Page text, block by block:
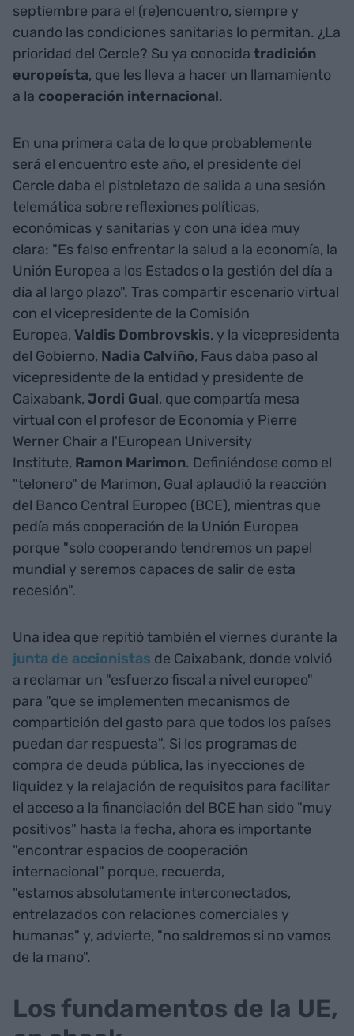
septiembre para el (re)encuentro, siempre y
cuando las condiciones sanitarias lo permitan. ¿La
prioridad del Cercle? Su ya conocida tradición
europeísta, que les lleva a hacer un llamamiento
a la cooperación internacional.
En una primera cata de lo que probablemente
será el encuentro este año, el presidente del
Cercle daba el pistoletazo de salida a una sesión
telemática sobre reflexiones políticas,
económicas y sanitarias y con una idea muy
clara: "Es falso enfrentar la salud a la economía, la
Unión Europea a los Estados o la gestión del día a
día al largo plazo". Tras compartir escenario virtual
con el vicepresidente de la Comisión
Europea, Valdis Dombrovskis, y la vicepresidenta
del Gobierno, Nadia Calviño, Faus daba paso al
vicepresidente de la entidad y presidente de
Caixabank, Jordi Gual, que compartía mesa
virtual con el profesor de Economía y Pierre
Werner Chair a l'European University
Institute, Ramon Marimon. Definiéndose como el
"telonero" de Marimon, Gual aplaudió la reacción
del Banco Central Europeo (BCE), mientras que
pedía más cooperación de la Unión Europea
porque "solo cooperando tendremos un papel
mundial y seremos capaces de salir de esta
recesión".
Una idea que repitió también el viernes durante la
junta de accionistas de Caixabank, donde volvió
a reclamar un "esfuerzo fiscal a nivel europeo"
para "que se implementen mecanismos de
compartición del gasto para que todos los países
puedan dar respuesta". Si los programas de
compra de deuda pública, las inyecciones de
liquidez y la relajación de requisitos para facilitar
el acceso a la financiación del BCE han sido "muy
positivos" hasta la fecha, ahora es importante
"encontrar espacios de cooperación
internacional" porque, recuerda,
"estamos absolutamente interconectados,
entrelazados con relaciones comerciales y
humanas" y, advierte, "no saldremos si no vamos
de la mano".
Los fundamentos de la UE,